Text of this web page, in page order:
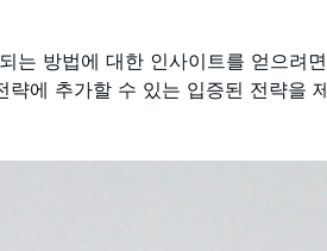
는 방법에 대한 인사이트를 얻으려
에 추가할 수 있는 입증된 전략을